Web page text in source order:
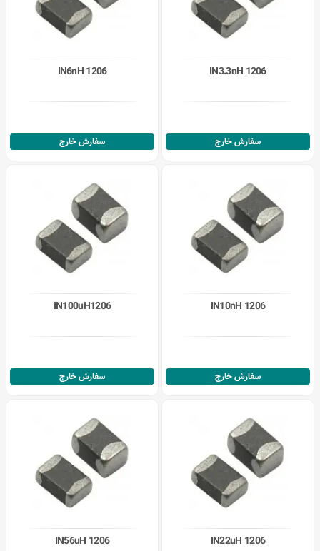
IN3.3nH 1206
سفارش خارج
IN6nH 1206
سفارش خارج
IN10nH 1206
سفارش خارج
IN100uH1206
سفارش خارج
IN22uH 1206
IN56uH 1206